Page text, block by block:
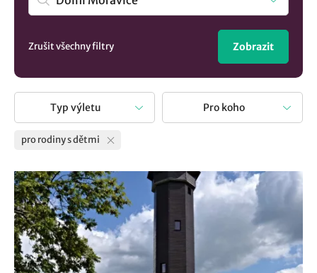
Zrušit všechny filtry Zobrazit
Typ výletu Pro koho
pro rodiny s dětmi